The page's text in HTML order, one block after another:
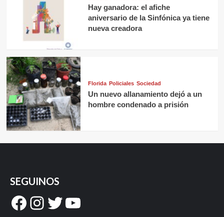
Hay ganadora: el afiche
aniversario de la Sinfónica ya tiene
nueva creadora
Florida Policiales Sociedad
Un nuevo allanamiento dejó a un
hombre condenado a prisión
SEGUINOS
Facebook
Instagram
Twitter
YouTube